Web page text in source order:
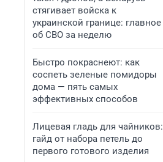
стягивает войска к
украинской границе: главное
об СВО за неделю
Быстро покраснеют: как
соспеть зеленые помидоры
дома — пять самых
эффективных способов
Лицевая гладь для чайников:
гайд от набора петель до
первого готового изделия